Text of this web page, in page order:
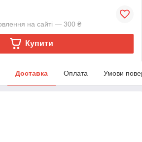
на сайті — 300 ₴
Купити
Доставка Оплата Умови